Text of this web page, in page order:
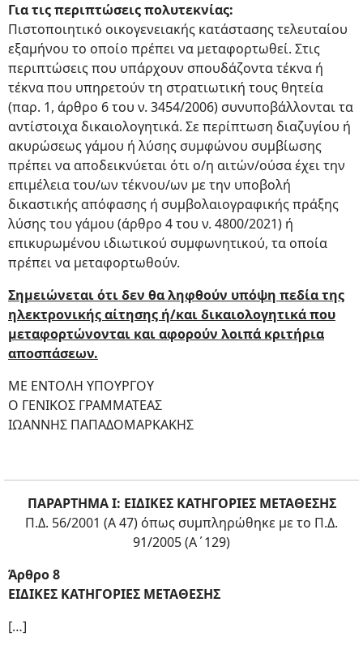
Για τις περιπτώσεις πολυτεκνίας:
Πιστοποιητικό οικογενειακής κατάστασης τελευταίου
εξαμήνου το οποίο πρέπει να μεταφορτωθεί. Στις
περιπτώσεις που υπάρχουν σπουδάζοντα τέκνα ή
τέκνα που υπηρετούν τη στρατιωτική τους θητεία
(παρ. 1, άρθρο 6 του ν. 3454/2006) συνυποβάλλονται τα
αντίστοιχα δικαιολογητικά. Σε περίπτωση διαζυγίου ή
ακυρώσεως γάμου ή λύσης συμφώνου συμβίωσης
πρέπει να αποδεικνύεται ότι ο/η αιτών/ούσα έχει την
επιμέλεια του/ων τέκνου/ων με την υποβολή
δικαστικής απόφασης ή συμβολαιογραφικής πράξης
λύσης του γάμου (άρθρο 4 του ν. 4800/2021) ή
επικυρωμένου ιδιωτικού συμφωνητικού, τα οποία
πρέπει να μεταφορτωθούν.
Σημειώνεται ότι δεν θα ληφθούν υπόψη πεδία της
ηλεκτρονικής αίτησης ή/και δικαιολογητικά που
μεταφορτώνονται και αφορούν λοιπά κριτήρια
αποσπάσεων.
ΜΕ ΕΝΤΟΛΗ ΥΠΟΥΡΓΟΥ
Ο ΓΕΝΙΚΟΣ ΓΡΑΜΜΑΤΕΑΣ
ΙΩΑΝΝΗΣ ΠΑΠΑΔΟΜΑΡΚΑΚΗΣ
ΠΑΡΑΡΤΗΜΑ I: ΕΙΔΙΚΕΣ ΚΑΤΗΓΟΡΙΕΣ ΜΕΤΑΘΕΣΗΣ
Π.Δ. 56/2001 (Α 47) όπως συμπληρώθηκε με το Π.Δ.
91/2005 (Α΄129)
Άρθρο 8
ΕΙΔΙΚΕΣ ΚΑΤΗΓΟΡΙΕΣ ΜΕΤΑΘΕΣΗΣ
[…]